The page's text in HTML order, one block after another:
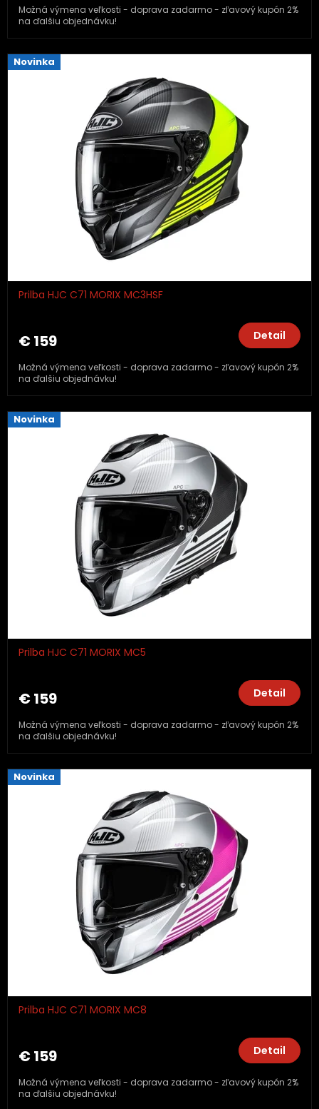
Možná výmena veľkosti - doprava zadarmo - zľavový kupón 2%
na ďalšiu objednávku!
Novinka
Prilba HJC C71 MORIX MC3HSF
€ 159 Detail
Možná výmena veľkosti - doprava zadarmo - zľavový kupón 2%
na ďalšiu objednávku!
Novinka
Prilba HJC C71 MORIX MC5
€ 159 Detail
Možná výmena veľkosti - doprava zadarmo - zľavový kupón 2%
na ďalšiu objednávku!
Novinka
Prilba HJC C71 MORIX MC8
€ 159 Detail
Možná výmena veľkosti - doprava zadarmo - zľavový kupón 2%
na ďalšiu objednávku!